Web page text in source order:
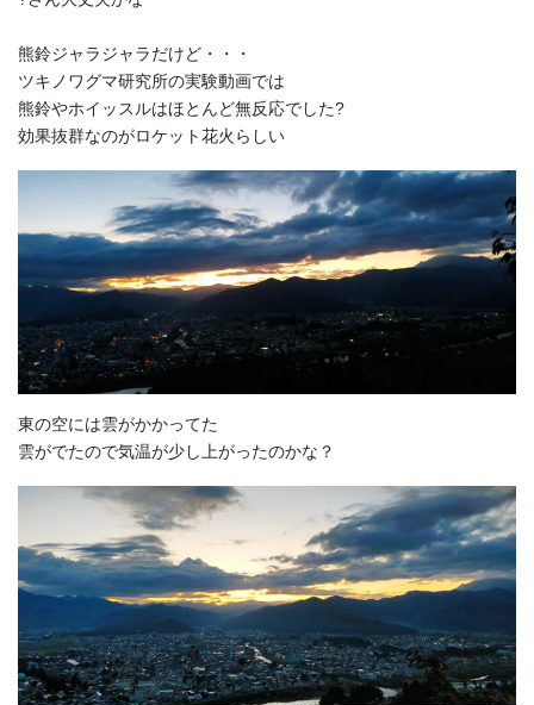
熊鈴ジャラジャラだけど・・・
ツキノワグマ研究所の実験動画では
熊鈴やホイッスルはほとんど無反応でした?
効果抜群なのがロケット花火らしい
東の空には雲がかかってた
雲がでたので気温が少し上がったのかな？